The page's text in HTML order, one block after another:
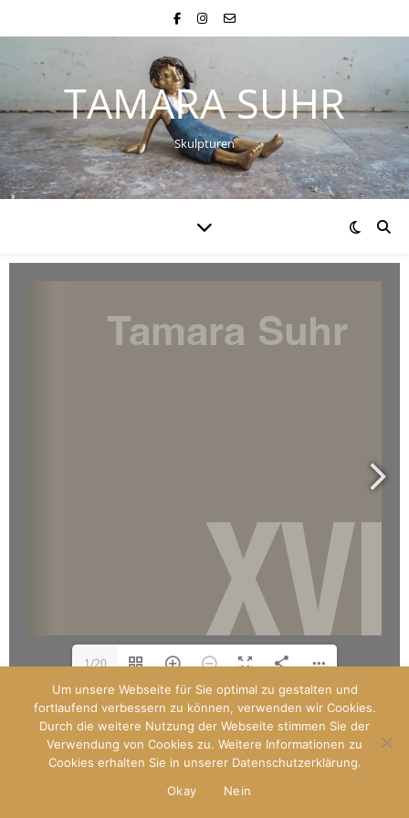
TAMARA SUHR
Skulpturen
1/20
Designed by Paladin
WP Royal
Um unsere Webseite für Sie optimal zu gestalten und
fortlaufend verbessern zu können, verwenden wir Cookies.
Durch die weitere Nutzung der Webseite stimmen Sie der
Verwendung von Cookies zu. Weitere Informationen zu
Cookies erhalten Sie in unserer Datenschutzerklärung.
Okay
Nein